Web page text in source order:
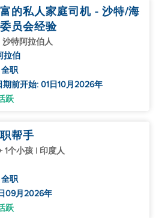
的私人家庭司机 - 沙特/海
员会经验
特阿拉伯人
拉伯
职
期前开始: 01日10月2026年
跃
帮手
1个小孩 | 印度人
职
09月2026年
跃